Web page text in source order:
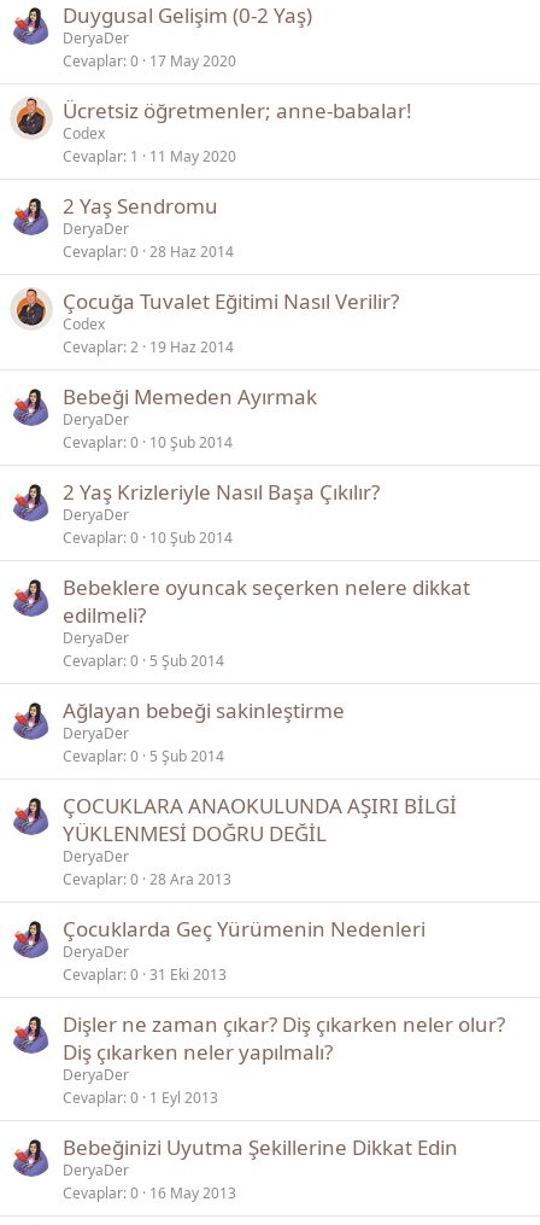
Duygusal Gelişim (0-2 Yaş)
DeryaDer
Cevaplar 0 17 May 2020
Ücretsiz öğretmenler; anne-babalar!
Codex
Cevaplar 1 11 May 2020
2 Yaş Sendromu
DeryaDer
Cevaplar 0 28 Haz 2014
Çocuğa Tuvalet Eğitimi Nasıl Verilir?
Codex
Cevaplar 2 19 Haz 2014
Bebeği Memeden Ayırmak
DeryaDer
Cevaplar 0 10 Şub 2014
2 Yaş Krizleriyle Nasıl Başa Çıkılır?
DeryaDer
Cevaplar 0 10 Şub 2014
Bebeklere oyuncak seçerken nelere dikkat
edilmeli?
DeryaDer
Cevaplar 0 5 Şub 2014
Ağlayan bebeği sakinleştirme
DeryaDer
Cevaplar 0 5 Şub 2014
ÇOCUKLARA ANAOKULUNDA AŞIRI BİLGİ
YÜKLENMESİ DOĞRU DEĞİL
DeryaDer
Cevaplar 0 28 Ara 2013
Çocuklarda Geç Yürümenin Nedenleri
DeryaDer
Cevaplar 0 31 Eki 2013
Dişler ne zaman çıkar? Diş çıkarken neler olur?
Diş çıkarken neler yapılmalı?
DeryaDer
Cevaplar 0 1 Eyl 2013
Bebeğinizi Uyutma Şekillerine Dikkat Edin
DeryaDer
Cevaplar 0 16 May 2013